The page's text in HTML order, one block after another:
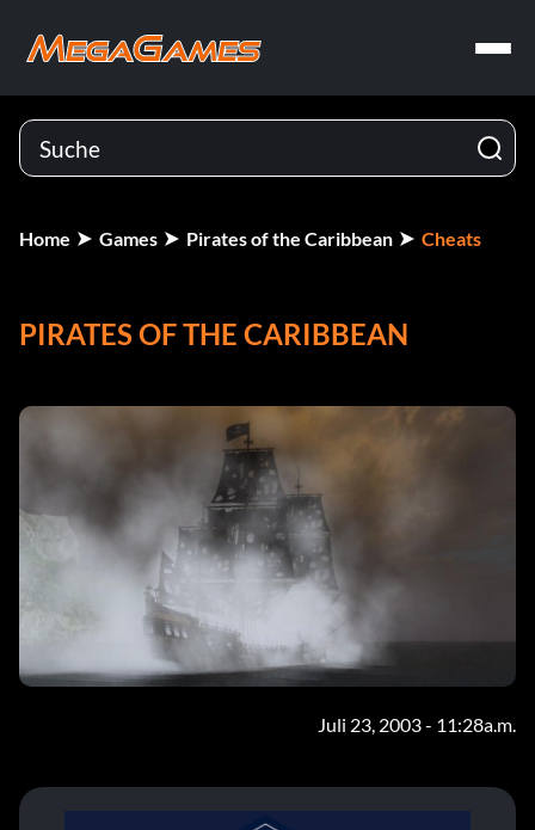
Home Games Pirates of the Caribbean Cheats
PIRATES OF THE CARIBBEAN
Juli 23, 2003 - 11:28a.m.